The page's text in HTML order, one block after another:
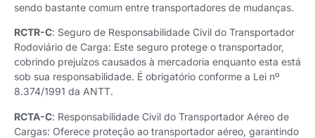
sendo bastante comum entre transportadores de mudanças.
RCTR-C: Seguro de Responsabilidade Civil do Transportador
Rodoviário de Carga: Este seguro protege o transportador,
cobrindo prejuízos causados à mercadoria enquanto esta está
sob sua responsabilidade. É obrigatório conforme a Lei nº
8.374/1991 da ANTT.
RCTA-C: Responsabilidade Civil do Transportador Aéreo de
Cargas: Oferece proteção ao transportador aéreo, garantindo